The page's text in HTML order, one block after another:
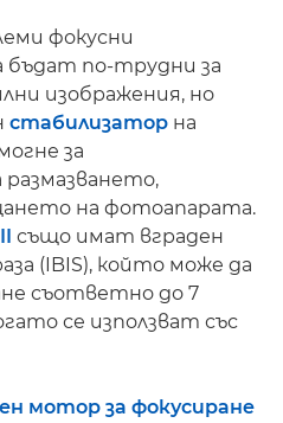
фокусни
бъдат по-трудни за
изображения, но
стабилизатор на
за
на фотоапарата.
също имат вграден
(IBIS), който може да
съответно до 7
се използват със
мотор за фокусиране